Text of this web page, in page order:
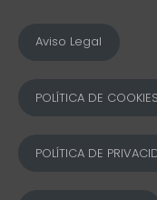
Aviso Legal
POLÍTICA DE COOKIES
POLÍTICA DE